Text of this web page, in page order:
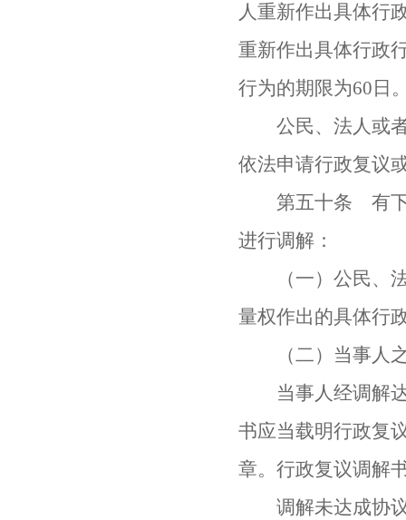
人重新作出具体行
重新作出具体行政
行为的期限为60日
公民、法人或者
依法申请行政复议
第五十条 有下列
进行调解：
（一）公民、法
量权作出的具体行
（二）当事人之
当事人经调解达
书应当载明行政复
章。行政复议调解
调解未达成协议